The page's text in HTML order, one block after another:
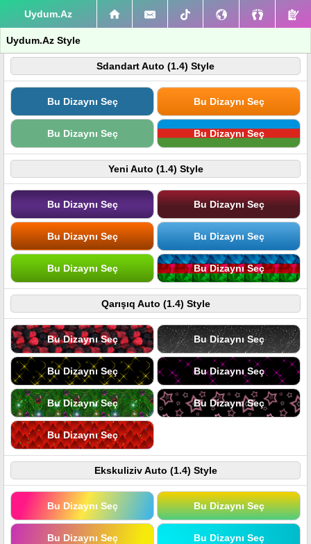
Uydum.Az
Uydum.Az Style
Sdandart Auto (1.4) Style
Bu Dizaynı Seç Bu Dizaynı Seç
Bu Dizaynı Seç Bu Dizaynı Seç
Yeni Auto (1.4) Style
Bu Dizaynı Seç Bu Dizaynı Seç
Bu Dizaynı Seç Bu Dizaynı Seç
Bu Dizaynı Seç Bu Dizaynı Seç
Qarışıq Auto (1.4) Style
Bu Dizaynı Seç Bu Dizaynı Seç
Bu Dizaynı Seç Bu Dizaynı Seç
Bu Dizaynı Seç Bu Dizaynı Seç
Bu Dizaynı Seç
Ekskuliziv Auto (1.4) Style
Bu Dizaynı Seç Bu Dizaynı Seç
Bu Dizaynı Seç Bu Dizaynı Seç